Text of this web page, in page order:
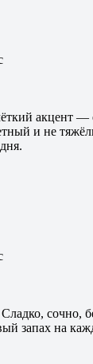
акцент —
и не
Сладко, сочно,
запах на